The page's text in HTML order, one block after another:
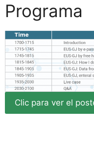
Programa
Clic para ver el